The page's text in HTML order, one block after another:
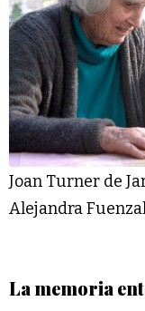
Joan Turner de
Alejandra
La memoria